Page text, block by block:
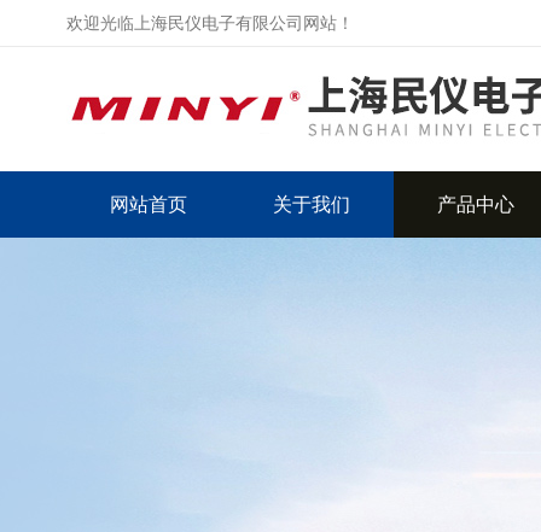
欢迎光临上海民仪电子有限公司网站！
网站首页 关于我们 产品中心